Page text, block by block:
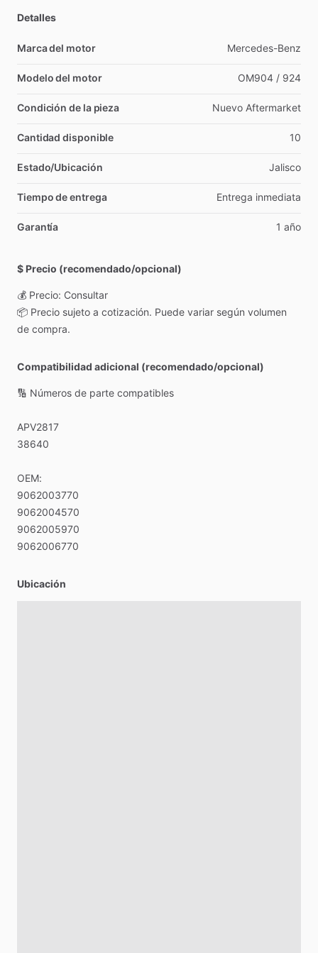
Detalles
Marca del motor Mercedes-Benz
Modelo del motor OM904 ​/​ 924
Condición de la pieza Nuevo Aftermarket
Cantidad disponible 10
Estado/Ubicación Jalisco
Tiempo de entrega Entrega inmediata
Garantía 1 año
$ Precio (recomendado/opcional)
💰 Precio: Consultar
📦 Precio sujeto a cotización. Puede variar según volumen
de compra.
Compatibilidad adicional (recomendado/opcional)
🔢 Números de parte compatibles
APV2817
38640
OEM:
9062003770
9062004570
9062005970
9062006770
Ubicación